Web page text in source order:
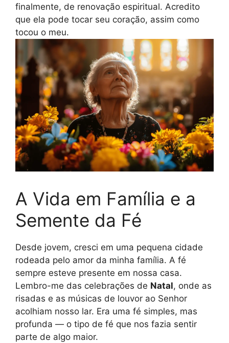
finalmente, de renovação espiritual. Acredito
que ela pode tocar seu coração, assim como
tocou o meu.
A Vida em Família e a
Semente da Fé
Desde jovem, cresci em uma pequena cidade
rodeada pelo amor da minha família. A fé
sempre esteve presente em nossa casa.
Lembro-me das celebrações de Natal, onde as
risadas e as músicas de louvor ao Senhor
acolhiam nosso lar. Era uma fé simples, mas
profunda — o tipo de fé que nos fazia sentir
parte de algo maior.